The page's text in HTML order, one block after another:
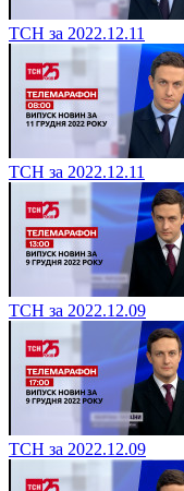
ТСН за 2022.12.11
ТСН за 2022.12.11
ТСН за 2022.12.09
ТСН за 2022.12.09